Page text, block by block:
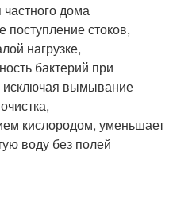
дома
стоков,
нагрузке,
бактерий при
исключая вымывание
кислородом, уменьшает
воду без полей